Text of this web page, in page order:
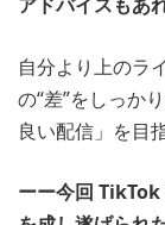
自分より上のラ
の“差”をしっか
良い配信」を目
ーー今回